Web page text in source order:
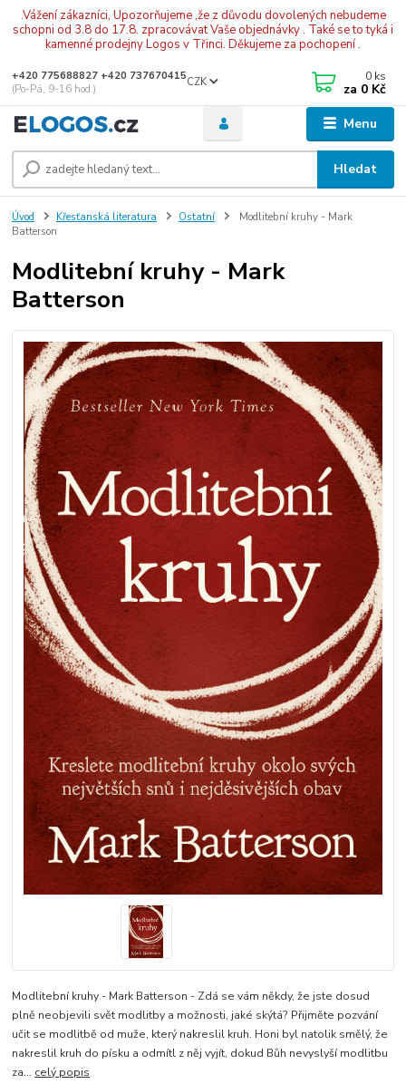
.Vážení zákazníci, Upozorňujeme ,že z důvodu dovolených nebudeme
schopni od 3.8 do 17.8. zpracovávat Vaše objednávky . Také se to tyká i
kamenné prodejny Logos v Třinci. Děkujeme za pochopení .
Menu
CZK
Hledat
+420 775688827 +420 737670415
(Po-Pá, 9-16 hod.)
0 ks
za 0 Kč
Úvod Křesťanská literatura Ostatní
Modlitební kruhy - Mark
Batterson
Modlitební kruhy - Mark
Batterson
Modlitební kruhy - Mark Batterson - Zdá se vám někdy, že jste dosud
plně neobjevili svět modlitby a možnosti, jaké skýtá? Přijměte pozvání
učit se modlitbě od muže, který nakreslil kruh. Honi byl natolik smělý, že
nakreslil kruh do písku a odmítl z něj vyjít, dokud Bůh nevyslyší modlitbu
za... celý popis